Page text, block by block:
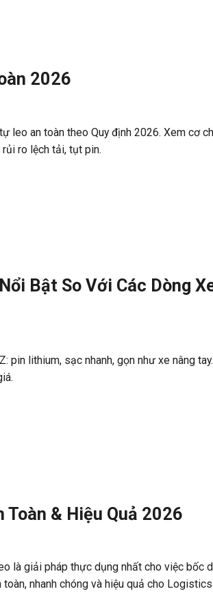
2026
leo an toàn theo Quy định 2026. Xem cơ
ro lệch tải, tụt pin.
Bật So Với Các Dòng
pin lithium, sạc nhanh, gọn như xe nâng
Toàn & Hiệu Quả 2026
là giải pháp thực dụng nhất cho việc bốc
nhanh chóng và hiệu quả cho